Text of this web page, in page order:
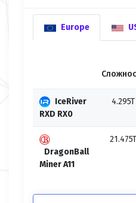
Europe
IceRiver
RXD RX0
4.295T
DragonBall
Miner A11
21.475T